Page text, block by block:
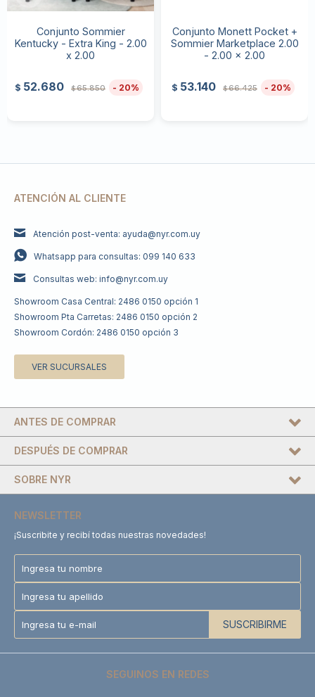
Conjunto Sommier
Kentucky - Extra King - 2.00
x 2.00
$ 52.680 $65.850 20
Conjunto Monett Pocket +
Sommier Marketplace 2.00
- 2.00 x 2.00
$ 53.140 $66.425 20
ATENCIÓN AL CLIENTE
Atención post-venta: ayuda@nyr.com.uy
Whatsapp para consultas: 099 140 633
Consultas web: info@nyr.com.uy
Showroom Casa Central: 2486 0150 opción 1
Showroom Pta Carretas: 2486 0150 opción 2
Showroom Cordón: 2486 0150 opción 3
VER SUCURSALES
DESPUÉS DE COMPRAR
SOBRE NYR
ANTES DE COMPRAR
NEWSLETTER
¡Suscribite y recibí todas nuestras novedades!
SUSCRIBIRME
SEGUINOS EN REDES